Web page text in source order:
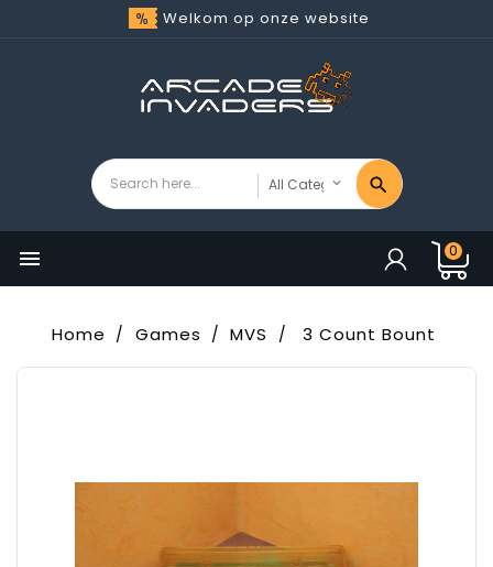
Welkom op onze website
 0
Home Games MVS 3 Count Bount